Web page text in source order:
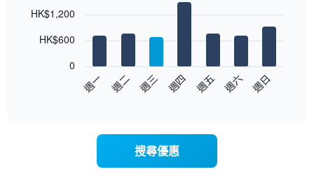
chart
graphic.
週一 週二 週三 週四 週五 週六 週日
0
HK$600
HK$1,200
搜尋優惠